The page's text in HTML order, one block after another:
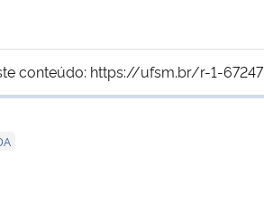
conteúdo: https://ufsm.br/r-1-67247